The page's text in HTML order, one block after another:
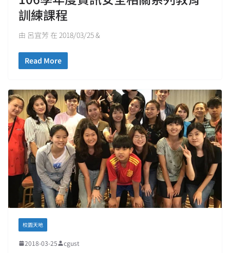
訓練課程
由 呂宜芳 在 2018/03/25 &
Read More
校園天地
2018-03-25 cgust